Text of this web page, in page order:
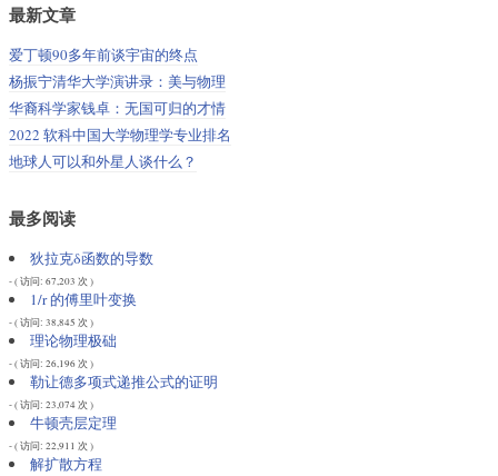
最新文章
爱丁顿90多年前谈宇宙的终点
杨振宁清华大学演讲录：美与物理
华裔科学家钱卓：无国可归的才情
2022 软科中国大学物理学专业排名
地球人可以和外星人谈什么？
最多阅读
狄拉克δ函数的导数
- ( 访问: 67,203 次 )
1/r 的傅里叶变换
- ( 访问: 38,845 次 )
理论物理极础
- ( 访问: 26,196 次 )
勒让德多项式递推公式的证明
- ( 访问: 23,074 次 )
牛顿壳层定理
- ( 访问: 22,911 次 )
解扩散方程